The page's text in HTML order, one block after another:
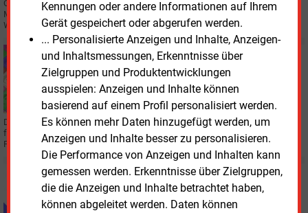
Kennungen oder andere Informationen auf Ihrem
Gerät gespeichert oder abgerufen werden.
... Personalisierte Anzeigen und Inhalte, Anzeigen-
und Inhaltsmessungen, Erkenntnisse über
Zielgruppen und Produktentwicklungen
ausspielen: Anzeigen und Inhalte können
basierend auf einem Profil personalisiert werden.
Es können mehr Daten hinzugefügt werden, um
Anzeigen und Inhalte besser zu personalisieren.
Die Performance von Anzeigen und Inhalten kann
gemessen werden. Erkenntnisse über Zielgruppen,
die die Anzeigen und Inhalte betrachtet haben,
können abgeleitet werden. Daten können
Ökostrom ist zunehmend gefragt, und die Zahl der Ökostrom-Tarife am
Markt nimmt wieder zu. Doch das Geschäft spaltet sich wie gehabt in zwei
Welten.
Donnerstag, 3.08.2023, 16:56
STROM
EWE schraubt Strompreis weiter herunter
Die Preise bei EWE bröckeln weiter. Der Oldenburger Energiekonzern verlangt
für Strom in der Grundversorgung vom 1. Oktober an weniger. Es ist die dritte
Preissenkung des Jahres.
Freitag, 21.07.2023, 11:01
AUS DER AKTUELLEN ZEITUNG
Türöffner Ökostrom